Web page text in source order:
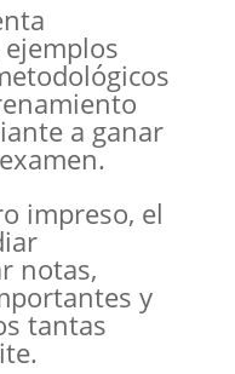
a ganar
impreso, el
notas,
y
tantas